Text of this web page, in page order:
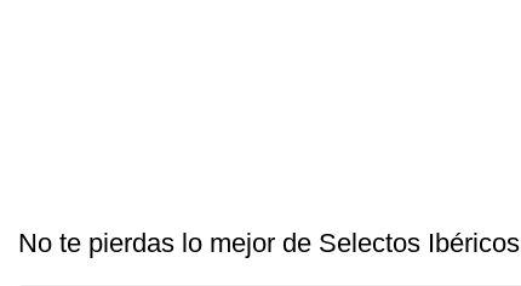
No te pierdas lo mejor de Selectos Ibéricos